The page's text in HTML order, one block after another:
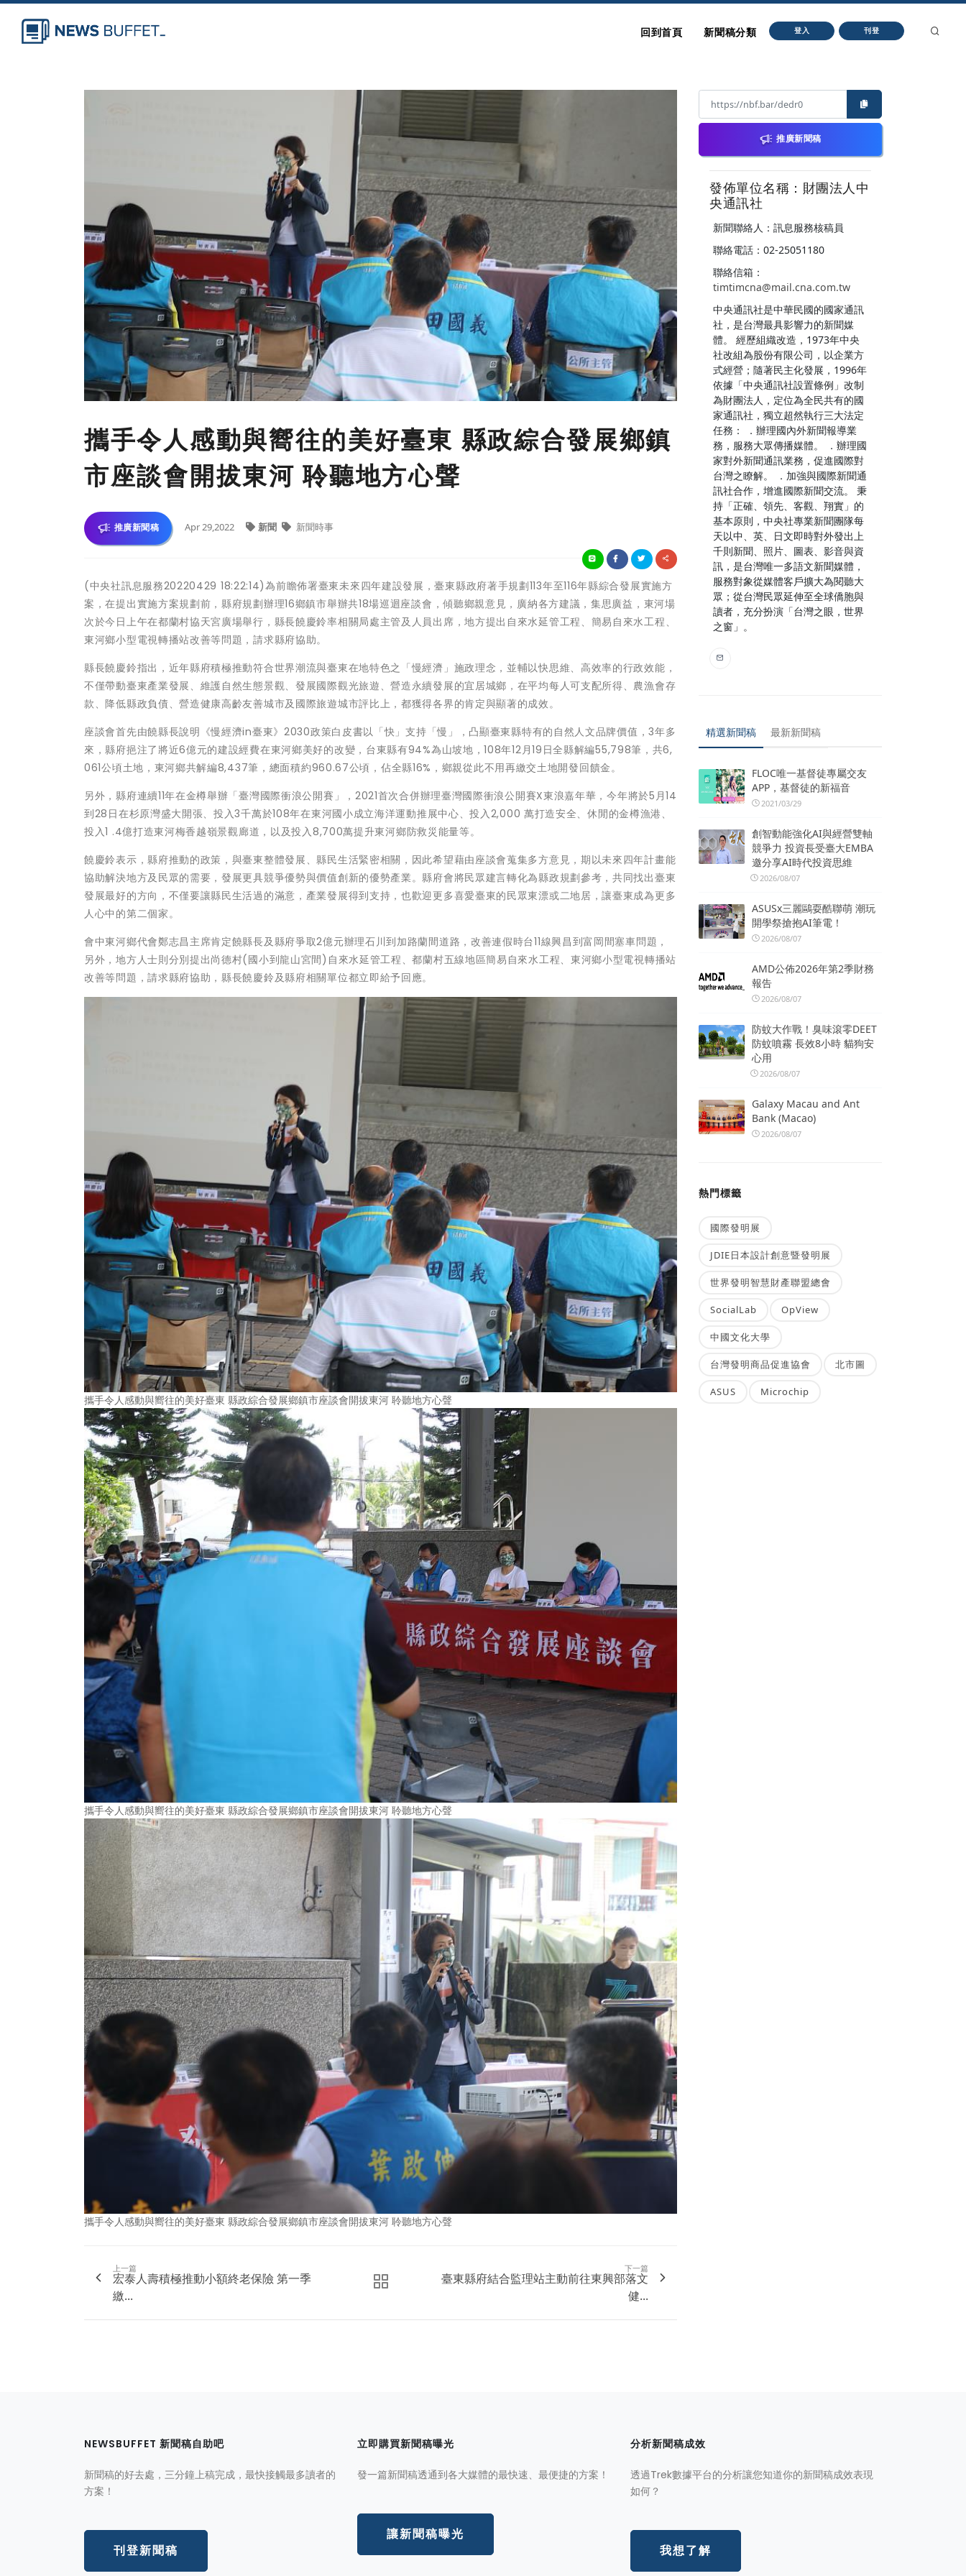
回到首頁 新聞稿分類 登入 刊登
攜手令人感動與嚮往的美好臺東 縣政綜合發展鄉鎮
市座談會開拔東河 聆聽地方心聲
推廣新聞稿 Apr 29,2022 新聞 新聞時事
(中央社訊息服務20220429 18:22:14)為前瞻佈署臺東未來四年建設發展，臺東縣政府著手規劃113年至116年縣綜合發展實施方
案，在提出實施方案規劃前，縣府規劃辦理16鄉鎮市舉辦共18場巡迴座談會，傾聽鄉親意見，廣納各方建議，集思廣益，東河場
次於今日上午在都蘭村協天宮廣場舉行，縣長饒慶鈴率相關局處主管及人員出席，地方提出自來水延管工程、簡易自來水工程、
東河鄉小型電視轉播站改善等問題，請求縣府協助。
縣長饒慶鈴指出，近年縣府積極推動符合世界潮流與臺東在地特色之「慢經濟」施政理念，並輔以快思維、高效率的行政效能，
不僅帶動臺東產業發展、維護自然生態景觀、發展國際觀光旅遊、營造永續發展的宜居城鄉，在平均每人可支配所得、農漁會存
款、降低縣政負債、營造健康高齡友善城市及國際旅遊城市評比上，都獲得各界的肯定與顯著的成效。
座談會首先由饒縣長說明《慢經濟in臺東》2030政策白皮書以「快」支持「慢」，凸顯臺東縣特有的自然人文品牌價值，3年多
來，縣府挹注了將近6億元的建設經費在東河鄉美好的改變，台東縣有94%為山坡地，108年12月19日全縣解編55,798筆，共6,
061公頃土地，東河鄉共解編8,437筆，總面積約960.67公頃，佔全縣16%，鄉親從此不用再繳交土地開發回饋金。
另外，縣府連續11年在金樽舉辦「臺灣國際衝浪公開賽」，2021首次合併辦理臺灣國際衝浪公開賽X東浪嘉年華，今年將於5月14
到28日在杉原灣盛大開張、投入3千萬於108年在東河國小成立海洋運動推展中心、投入2,000 萬打造安全、休閒的金樽漁港、
投入1 .4億打造東河梅香越嶺景觀廊道，以及投入8,700萬提升東河鄉防救災能量等。
饒慶鈴表示，縣府推動的政策，與臺東整體發展、縣民生活緊密相關，因此希望藉由座談會蒐集多方意見，期以未來四年計畫能
協助解決地方及民眾的需要，發展更具競爭優勢與價值創新的優勢產業。縣府會將民眾建言轉化為縣政規劃參考，共同找出臺東
發展最好的方向，不僅要讓縣民生活過的滿意，產業發展得到支持，也歡迎更多喜愛臺東的民眾東漂或二地居，讓臺東成為更多
人心中的第二個家。
會中東河鄉代會鄭志昌主席肯定饒縣長及縣府爭取2億元辦理石川到加路蘭間道路，改善連假時台11線興昌到富岡間塞車問題，
另外，地方人士則分別提出尚德村(國小到龍山宮間)自來水延管工程、都蘭村五線地區簡易自來水工程、東河鄉小型電視轉播站
改善等問題，請求縣府協助，縣長饒慶鈴及縣府相關單位都立即給予回應。
攜手令人感動與嚮往的美好臺東 縣政綜合發展鄉鎮市座談會開拔東河 聆聽地方心聲
攜手令人感動與嚮往的美好臺東 縣政綜合發展鄉鎮市座談會開拔東河 聆聽地方心聲
攜手令人感動與嚮往的美好臺東 縣政綜合發展鄉鎮市座談會開拔東河 聆聽地方心聲
上一篇
宏泰人壽積極推動小額終老保險 第一季
繳...
下一篇
臺東縣府結合監理站主動前往東興部落文
健...
推廣新聞稿
發佈單位名稱：財團法人中
央通訊社
新聞聯絡人：訊息服務核稿員
聯絡電話：02-25051180
聯絡信箱：
timtimcna@mail.cna.com.tw
中央通訊社是中華民國的國家通訊
社，是台灣最具影響力的新聞媒
體。 經歷組織改造，1973年中央
社改組為股份有限公司，以企業方
式經營；隨著民主化發展，1996年
依據「中央通訊社設置條例」改制
為財團法人，定位為全民共有的國
家通訊社，獨立超然執行三大法定
任務： ．辦理國內外新聞報導業
務，服務大眾傳播媒體。 ．辦理國
家對外新聞通訊業務，促進國際對
台灣之瞭解。 ．加強與國際新聞通
訊社合作，增進國際新聞交流。 秉
持「正確、領先、客觀、翔實」的
基本原則，中央社專業新聞團隊每
天以中、英、日文即時對外發出上
千則新聞、照片、圖表、影音與資
訊，是台灣唯一多語文新聞媒體，
服務對象從媒體客戶擴大為閱聽大
眾；從台灣民眾延伸至全球僑胞與
讀者，充分扮演「台灣之眼，世界
之窗」。
精選新聞稿 最新新聞稿
FLOC唯一基督徒專屬交友
APP，基督徒的新福音
2021/03/29
創智動能強化AI與經營雙軸
競爭力 投資長受臺大EMBA
邀分享AI時代投資思維
2026/08/07
ASUSx三麗鷗耍酷聯萌 潮玩
開學祭搶抱AI筆電！
2026/08/07
AMD公佈2026年第2季財務
報告
2026/08/07
防蚊大作戰！臭味滾零DEET
防蚊噴霧 長效8小時 貓狗安
心用
2026/08/07
Galaxy Macau and Ant
Bank (Macao)
2026/08/07
熱門標籤
國際發明展
JDIE日本設計創意暨發明展
世界發明智慧財產聯盟總會
SocialLab OpView
中國文化大學
台灣發明商品促進協會 北市圖
ASUS Microchip
NEWSBUFFET 新聞稿自助吧
新聞稿的好去處，三分鐘上稿完成，最快接觸最多讀者的
方案！
刊登新聞稿
立即購買新聞稿曝光
發一篇新聞稿透通到各大媒體的最快速、最便捷的方案！
讓新聞稿曝光
分析新聞稿成效
透過Trek數據平台的分析讓您知道你的新聞稿成效表現
如何？
我想了解